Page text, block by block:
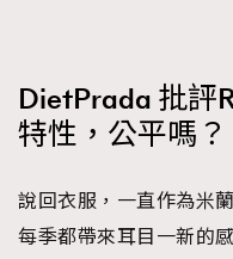
DietPrada 批評
特性，公平嗎？
說回衣服，一直作為米
每季都帶來耳目一新的